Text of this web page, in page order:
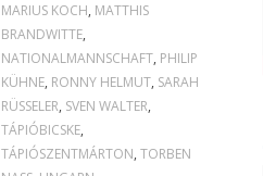
MARIUS KOCH, MATTHIS
BRANDWITTE,
NATIONALMANNSCHAFT, PHILIP
KÜHNE, RONNY HELMUT, SARAH
RÜSSELER, SVEN WALTER,
TÁPIÓBICSKE,
TÁPIÓSZENTMÁRTON,TORBEN